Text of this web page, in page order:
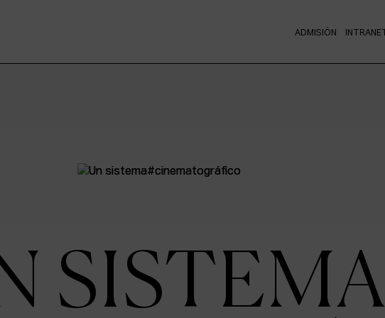
ADMISIÓN INTRANET
SISTEMA